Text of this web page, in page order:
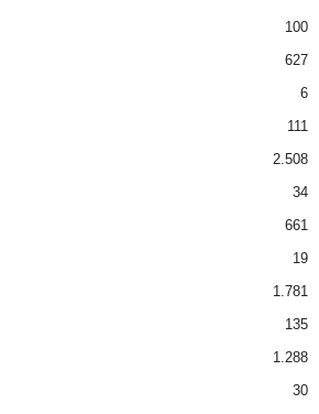
100
627
6
111
2.508
34
661
19
1.781
135
1.288
30